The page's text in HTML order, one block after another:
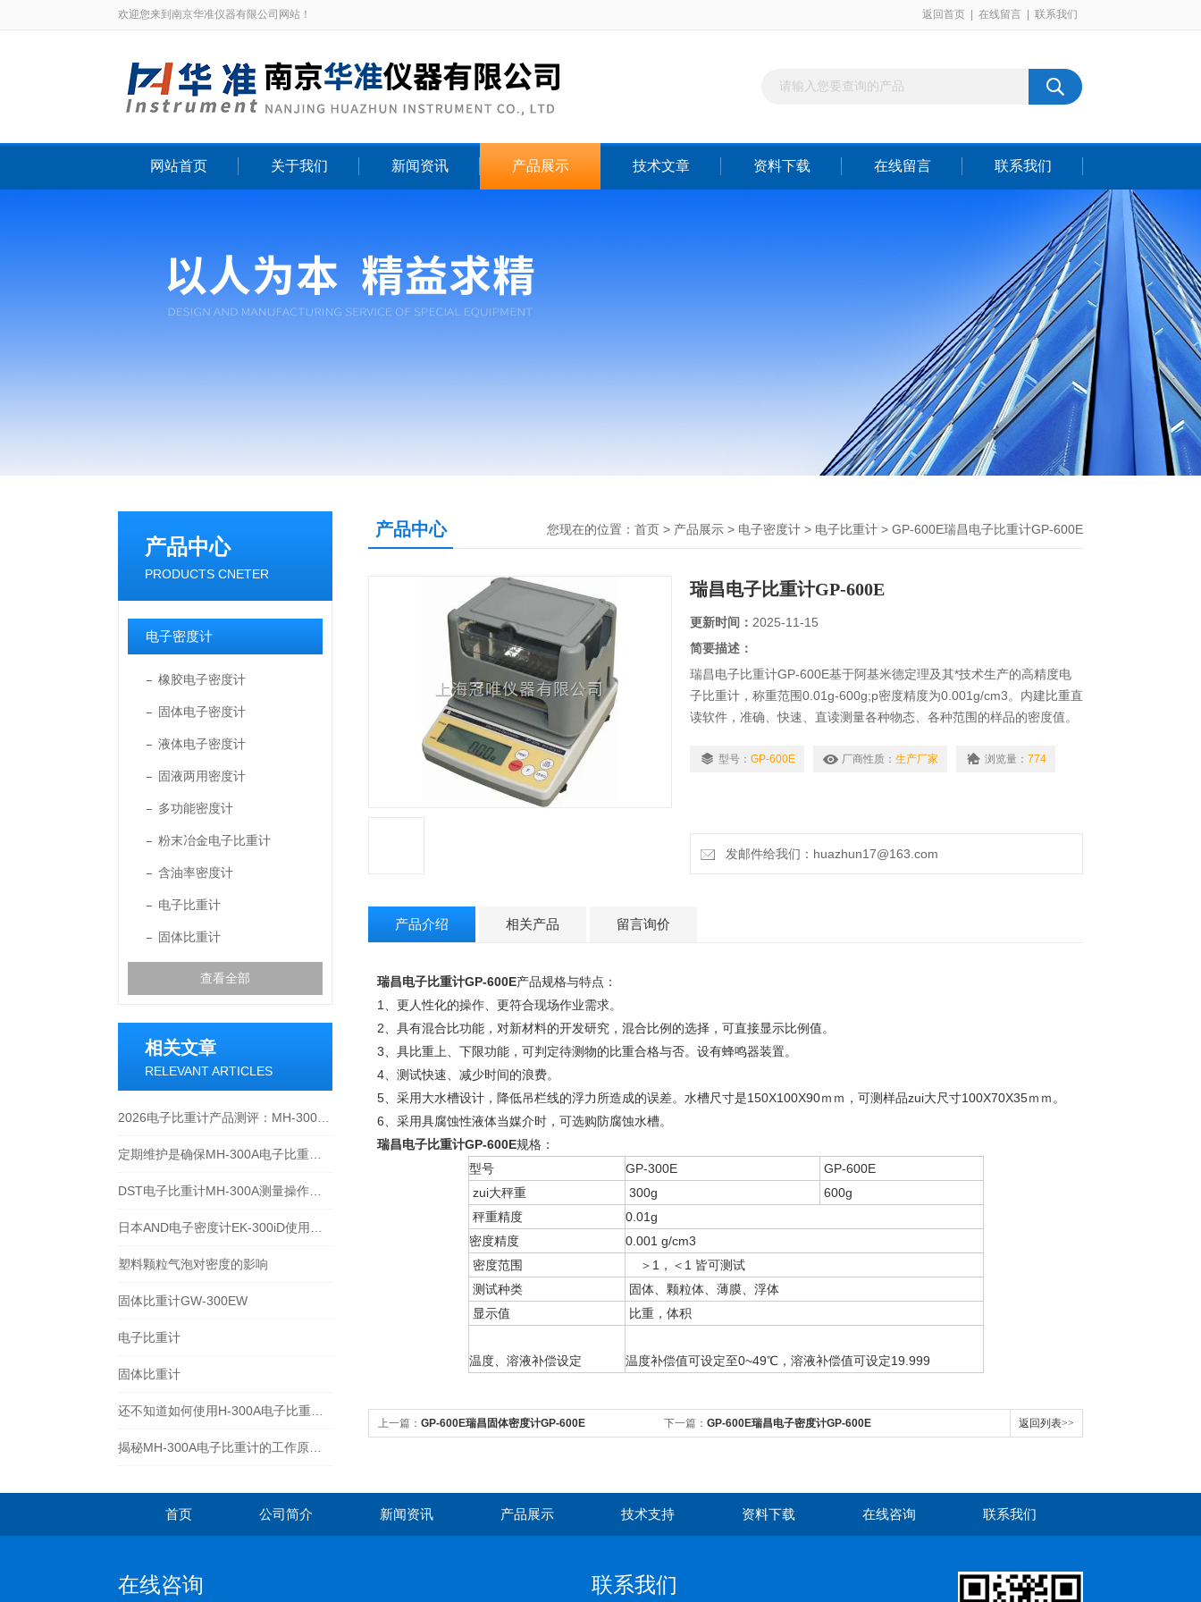
欢迎您来到南京华准仪器有限公司网站！ 返回首页 在线留言 联系我们
网站首页 关于我们 新闻资讯 产品展示 技术文章 资料下载 在线留言 联系我们
产品中心
PRODUCTS CNETER
电子密度计
橡胶电子密度计
固体电子密度计
液体电子密度计
固液两用密度计
多功能密度计
粉末冶金电子比重计
含油率密度计
电子比重计
固体比重计
查看全部
相关文章
RELEVANT ARTICLES
塑料颗粒气泡对密度的影响
固体比重计GW-300EW
电子比重计
固体比重计
产品中心 您现在的位置： 首页 > 产品展示 > 电子密度计 > 电子比重计 > GP-600E瑞昌电子比重计GP-600E
瑞昌电子比重计GP-600E
更新时间： 2025-11-15
简要描述：
瑞昌电子比重计GP-600E基于阿基米德定理及其*技术生产的高精度电
子比重计，称重范围0.01g-600g;p密度精度为0.001g/cm3。内建比重直
读软件，准确、快速、直读测量各种物态、各种范围的样品的密度值。
合金、复合材料...等
型号： GP-600E 厂商性质： 生产厂家 浏览量： 774
发邮件给我们：huazhun17@163.com
产品介绍 相关产品 留言询价
瑞昌电子比重计GP-600E产品规格与特点：
1、更人性化的操作、更符合现场作业需求。
2、具有混合比功能，对新材料的开发研究，混合比例的选择，可直接显示比例值。
3、具比重上、下限功能，可判定待测物的比重合格与否。设有蜂鸣器装置。
4、测试快速、减少时间的浪费。
5、采用大水槽设计，降低吊栏线的浮力所造成的误差。水槽尺寸是150X100X90ｍｍ，可测样品zui大尺寸100X70X35ｍｍ。
6、采用具腐蚀性液体当媒介时，可选购防腐蚀水槽。
瑞昌电子比重计GP-600E规格：
型号
GP-300E
GP-600E
zui大秤重
300g
600g
秤重精度
0.01g
密度精度
0.001 g/cm3
密度范围
＞1，＜1 皆可测试
测试种类
固体、颗粒体、薄膜、浮体
显示值
比重，体积
温度、溶液补偿设定 温度补偿值可设定至0~49℃，溶液补偿值可设定19.999
上一篇： GP-600E瑞昌固体密度计GP-600E 下一篇： GP-600E瑞昌电子密度计GP-600E 返回列表>>
首页 公司简介 新闻资讯 产品展示 技术支持 资料下载 在线咨询 联系我们
在线咨询 联系我们